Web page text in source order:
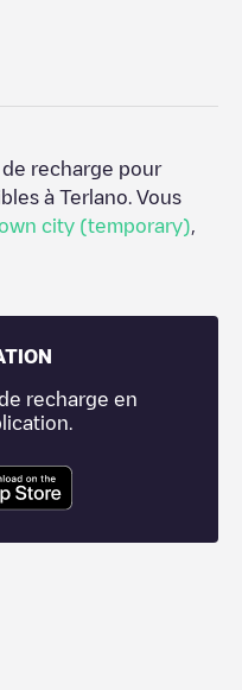
recharge pour
à Terlano . Vous
city (temporary)
recharge en